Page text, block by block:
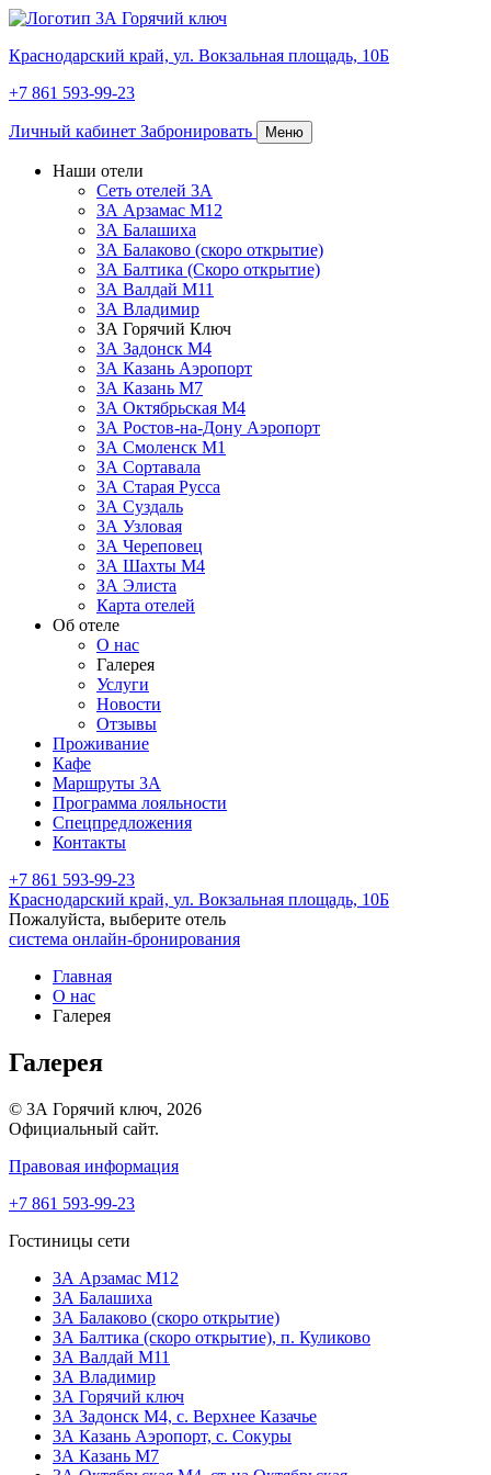
Краснодарский край, ул. Вокзальная площадь, 10Б
+7 861 593-99-23
Личный кабинет Забронировать Меню
Наши отели
Сеть отелей 3А
ЗА Арзамас М12
3А Балашиха
3А Балаково (скоро открытие)
3А Балтика (Скоро открытие)
3А Валдай М11
3А Владимир
ЗА Горячий Ключ
3А Задонск М4
3А Казань Аэропорт
3А Казань M7
3А Октябрьская М4
3А Ростов-на-Дону Аэропорт
ЗА Смоленск М1
ЗА Сортавала
3А Старая Русса
3А Суздаль
3А Узловая
3А Череповец
3А Шахты М4
ЗА Элиста
Карта отелей
Об отеле
О нас
Галерея
Услуги
Новости
Отзывы
Проживание
Кафе
Маршруты 3А
Программа лояльности
Спецпредложения
Контакты
+7 861 593-99-23
Краснодарский край, ул. Вокзальная площадь, 10Б
Пожалуйста, выберите отель
система онлайн-бронирования
Главная
О нас
Галерея
Галерея
© 3А Горячий ключ, 2026
Официальный сайт.
Правовая информация
+7 861 593-99-23
Гостиницы сети
3А Арзамас М12
3А Балашиха
3А Балаково (скоро открытие)
ЗА Балтика (скоро открытие), п. Куликово
ЗА Валдай M11
ЗА Владимир
3А Горячий ключ
3А Задонск М4, с. Верхнее Казачье
3А Казань Аэропорт, с. Сокуры
3А Казань М7